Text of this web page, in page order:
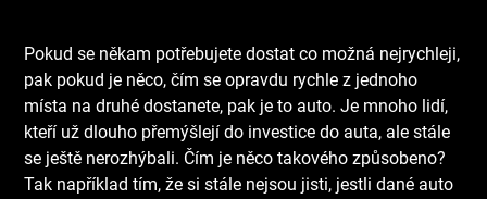
Pokud se někam potřebujete dostat co možná nejrychleji,
pak pokud je něco, čím se opravdu rychle z jednoho
místa na druhé dostanete, pak je to auto. Je mnoho lidí,
kteří už dlouho přemýšlejí do investice do auta, ale stále
se ještě nerozhýbali. Čím je něco takového způsobeno?
Tak například tím, že si stále nejsou jisti, jestli dané auto